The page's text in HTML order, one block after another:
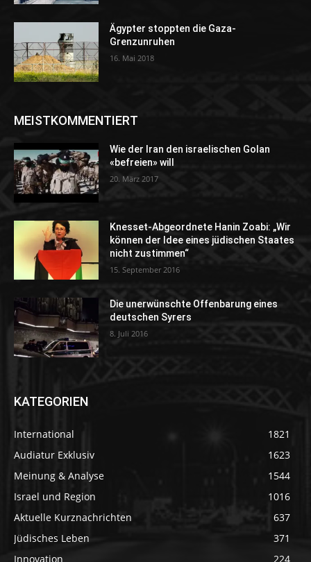
Ägypter stoppten die Gaza-
Grenzunruhen
16. Mai 2018
MEISTKOMMENTIERT
Wie der Iran den israelischen Golan
«befreien» will
20. März 2017
Knesset-Abgeordnete Hanin Zoabi: „Wir
können der Idee eines jüdischen Staates
nicht zustimmen“
15. September 2016
Die unerwünschte Offenbarung eines
deutschen Syrers
8. Juli 2016
KATEGORIEN
International
1821
Audiatur Exklusiv
1623
Meinung & Analyse
1544
Israel und Region
1016
Aktuelle Kurznachrichten
637
Jüdisches Leben
371
Innovation
224